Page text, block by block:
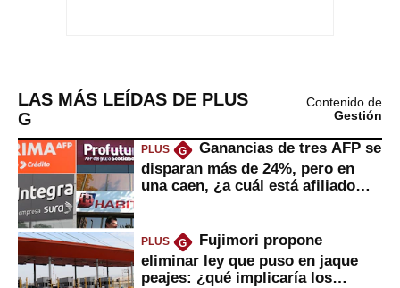
LAS MÁS LEÍDAS DE PLUS
G
Contenido de
Gestión
PLUS G
Ganancias de tres AFP se
disparan más de 24%, pero en
una caen, ¿a cuál está afiliado
PLUS G
Fujimori propone
eliminar ley que puso en jaque
peajes: ¿qué implicaría los